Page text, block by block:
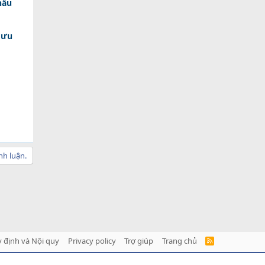
ưu
luận.
định và Nội quy Privacy policy Trợ giúp Trang chủ
R